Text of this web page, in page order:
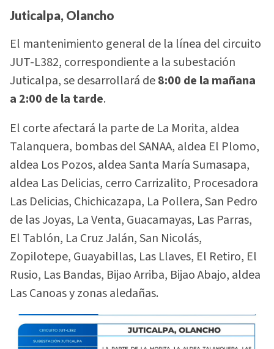
Juticalpa, Olancho
El mantenimiento general de la línea del circuito
JUT-L382, correspondiente a la subestación
Juticalpa, se desarrollará de8:00 de la mañana
a 2:00 de la tarde.
El corte afectará la parte de La Morita, aldea
Talanquera, bombas del SANAA, aldea El Plomo,
aldea Los Pozos, aldea Santa María Sumasapa,
aldea Las Delicias, cerro Carrizalito, Procesadora
Las Delicias, Chichicazapa, La Pollera, San Pedro
de las Joyas, La Venta, Guacamayas, Las Parras,
El Tablón, La Cruz Jalán, San Nicolás,
Zopilotepe, Guayabillas, Las Llaves, El Retiro, El
Rusio, Las Bandas, Bijao Arriba, Bijao Abajo, aldea
Las Canoas y zonas aledañas.